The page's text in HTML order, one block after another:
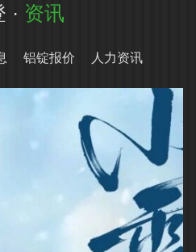
· 资讯
铝锭报价 人力资讯